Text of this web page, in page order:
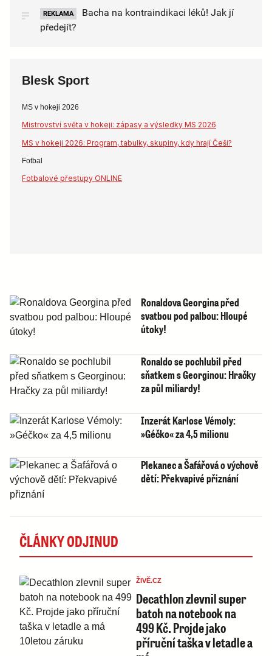
REKLAMA
Bacha na kontraindikaci léků! Jak jí
předejít?
Blesk Sport
MS v hokeji 2026
Mistrovství světa v hokeji: zápasy a výsledky MS 2026
MS v hokeji 2026: Program, tabulky, skupiny, kdy hrají Češi?
Fotbal
Fotbalové přestupy ONLINE
Ronaldova Georgina před
svatbou pod palbou: Hloupé
útoky!
Ronaldo se pochlubil před
sňatkem s Georginou: Hračky
za půl miliardy!
Inzerát Karlose Vémoly:
»Géčko« za 4,5 milionu
Plekanec a Šafářová o výchově
dětí: Překvapivé přiznání
ČLÁNKY ODJINUD
ŽIVĚ.CZ
Decathlon zlevnil super
batoh na notebook na
499 Kč. Projde jako
příruční taška v letadle a